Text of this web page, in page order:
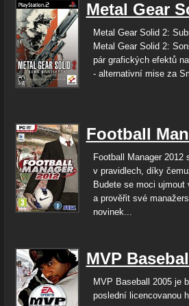
Metal Gear
Metal Gear Solid 2:
Metal Gear Solid 2:
pár grafických efektů
- alternativní mise za
Football
Football Manager
v pravidlech, díky
Budete se moci
a prověřit své
novinek...
MVP
MVP Baseball 2005 je
poslední licencovanou